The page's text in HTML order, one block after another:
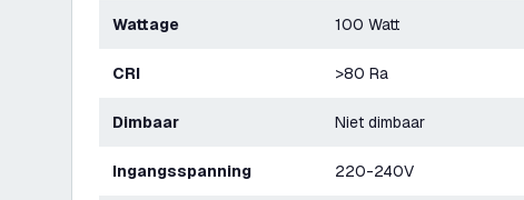
Wattage 100 Watt
CRI >80 Ra
Dimbaar Niet dimbaar
Ingangsspanning 220-240V